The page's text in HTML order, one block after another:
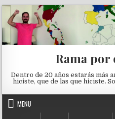
Skip to content
Rama por
Dentro de 20 años estarás más
hiciste, que de las que hiciste.
MENU